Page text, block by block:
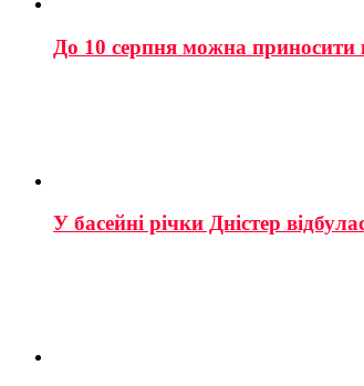
До 10 серпня можна приносити
У басейні річки Дністер